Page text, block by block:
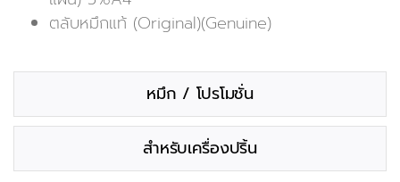
ตลับหมึกแท้ (Original)(Genuine)
หมึก / โปรโมชั่น
สำหรับเครื่องปริ้น